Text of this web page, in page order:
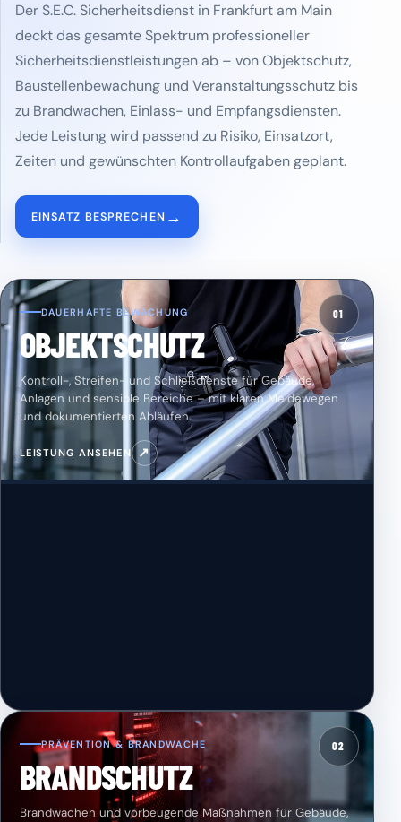
Der S.E.C. Sicherheitsdienst in Frankfurt am Main
deckt das gesamte Spektrum professioneller
Sicherheitsdienstleistungen ab – von Objektschutz,
Baustellenbewachung und Veranstaltungsschutz bis
zu Brandwachen, Einlass- und Empfangsdiensten.
Jede Leistung wird passend zu Risiko, Einsatzort,
Zeiten und gewünschten Kontrollaufgaben geplant.
EINSATZ BESPRECHEN →
01
DAUERHAFTE BEWACHUNG
OBJEKTSCHUTZ
Kontroll-, Streifen- und Schließdienste für Gebäude,
Anlagen und sensible Bereiche – mit klaren Meldewegen
und dokumentierten Abläufen.
LEISTUNG ANSEHEN ↗
02
PRÄVENTION & BRANDWACHE
BRANDSCHUTZ
Brandwachen und vorbeugende Maßnahmen für Gebäude,